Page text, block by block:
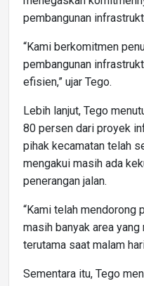
pembangunan
“Kami berkomitmen
pembangunan
efisien,” ujar Tego.
Lebih lanjut, Tego
80 persen dari proyek
pihak kecamatan telah
mengakui masih ada
penerangan jalan.
“Kami telah mendorong
masih banyak area
terutama saat malam
Sementara itu, Tego